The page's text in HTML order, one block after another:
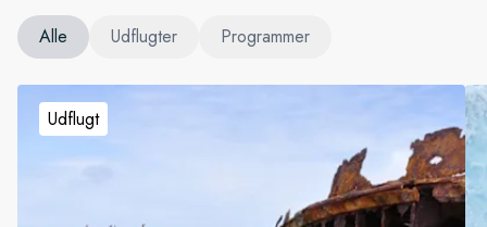
Alle Udflugter Programmer
Udflugt